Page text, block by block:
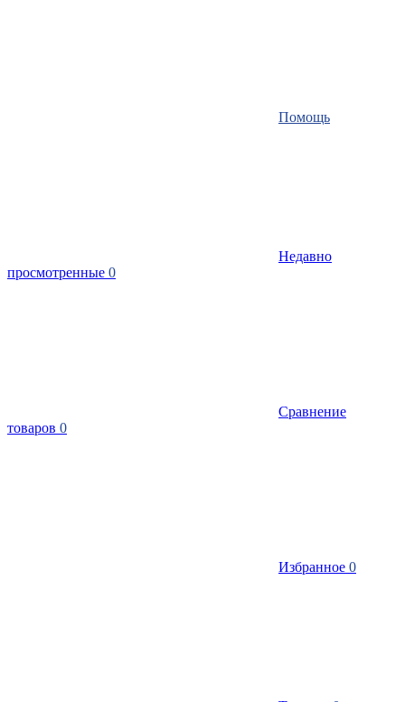
Помощь
Недавно
просмотренные 0
Сравнение
товаров 0
Избранное 0